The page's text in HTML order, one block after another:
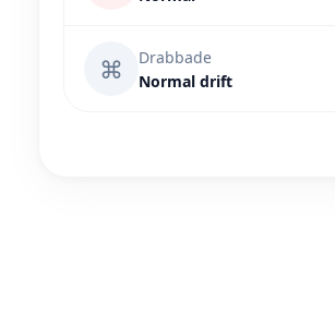
⌘
Drabbade
Normal drift